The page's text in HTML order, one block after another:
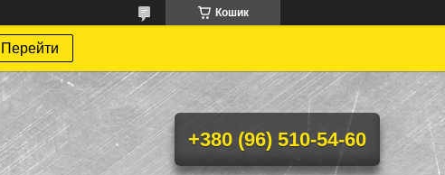
Кошик
Перейти
+380 (96) 510-54-60